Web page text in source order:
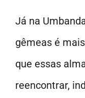
Já na
gêmeas é
que essas
reencontrar,